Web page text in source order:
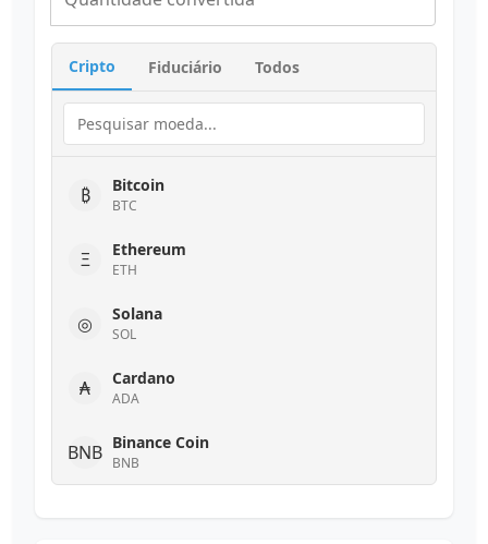
Ł Litecoin
$ Dólar Americano
USD
EUR
JPY
GBP
CAD
AUD
Fr Franco Suíço
Cripto Fiduciário Todos
₿ Bitcoin
BTC
Ξ Ethereum
ETH
◎ Solana
SOL
₳ Cardano
ADA
BNB Binance Coin
BNB